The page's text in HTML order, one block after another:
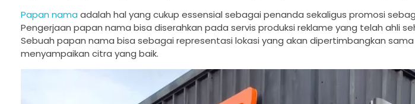
Papan nama adalah hal yang cukup essensial sebagai penanda sekaligus promosi
Pengerjaan papan nama bisa diserahkan pada servis produksi reklame yang telah ahli
Sebuah papan nama bisa sebagai representasi lokasi yang akan dipertimbangkan
menyampaikan citra yang baik.